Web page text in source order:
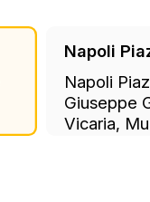
Napoli
Napoli
Giuseppe
Vicaria,